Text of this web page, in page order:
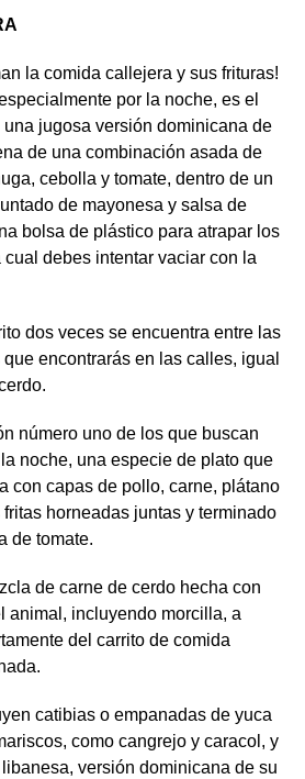
la comida callejera y sus frituras!
por la noche, es el
una jugosa versión dominicana de
de una combinación asada de
cebolla y tomate, dentro de un
de mayonesa y salsa de
bolsa de plástico para atrapar los
debes intentar vaciar con la
dos veces se encuentra entre las
encontrarás en las calles, igual
número uno de los que buscan
noche, una especie de plato que
con capas de pollo, carne, plátano
horneadas juntas y terminado
de tomate.
de carne de cerdo hecha con
animal, incluyendo morcilla, a
del carrito de comida
catibias o empanadas de yuca
como cangrejo y caracol, y
versión dominicana de su